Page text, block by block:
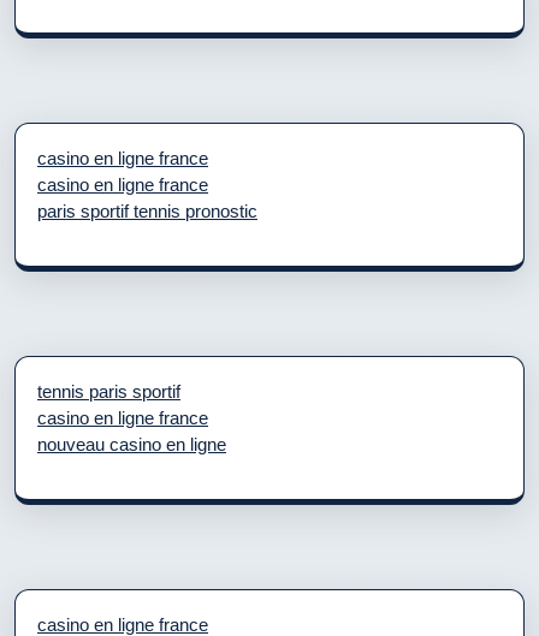
casino en ligne france
casino en ligne france
paris sportif tennis pronostic
tennis paris sportif
casino en ligne france
nouveau casino en ligne
casino en ligne france